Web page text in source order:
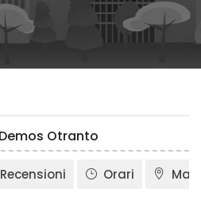
Otranto
Recensioni Orari